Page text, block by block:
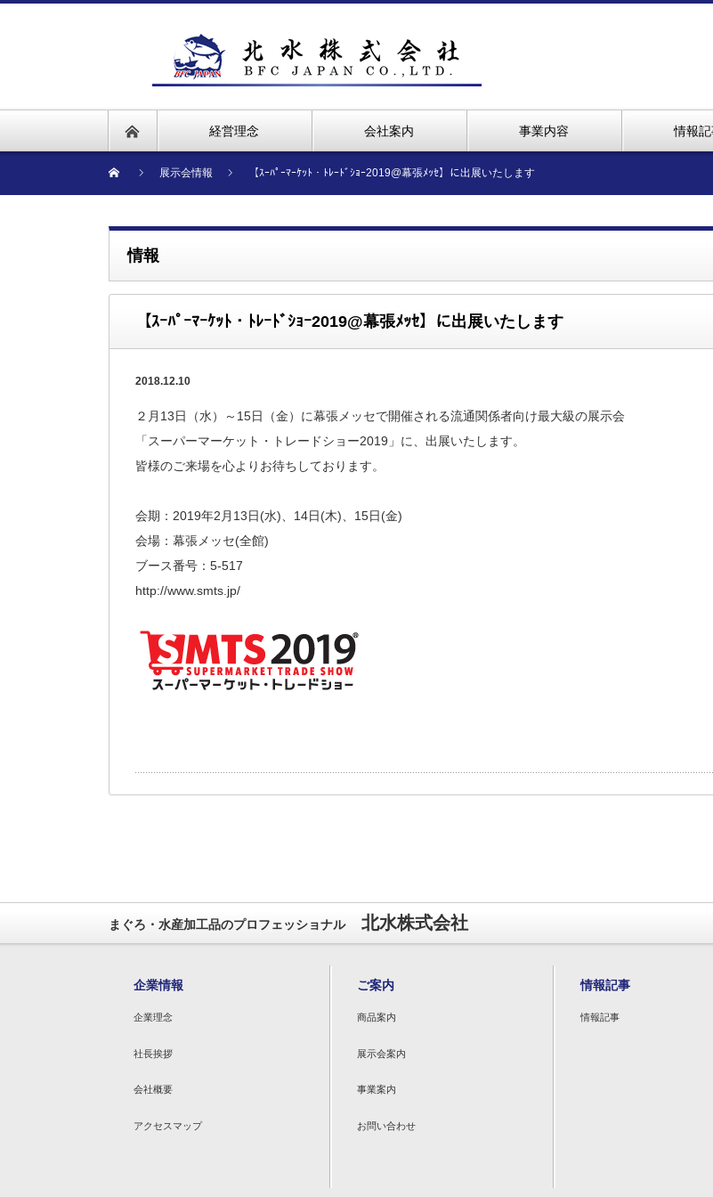
経営理念 会社案内 事業内容 情報
展示会情報 【ｽｰﾊﾟｰﾏｰｹｯﾄ・ﾄﾚｰﾄﾞｼｮｰ2019@幕張ﾒｯｾ】に出展いたします
情報
【ｽｰﾊﾟｰﾏｰｹｯﾄ・ﾄﾚｰﾄﾞｼｮｰ2019@幕張ﾒｯｾ】に出展いたします
2018.12.10
２月13日（水）～15日（金）に幕張メッセで開催される流通関係者向け最大級の展示会
「スーパーマーケット・トレードショー2019」に、出展いたします。
皆様のご来場を心よりお待ちしております。
会期：2019年2月13日(水)、14日(木)、15日(金)
会場：幕張メッセ(全館)
ブース番号：5-517
http://www.smts.jp/
まぐろ・水産加工品のプロフェッショナル 北水株式会社
企業情報
企業理念
社長挨拶
会社概要
アクセスマップ
ご案内
商品案内
展示会案内
事業案内
お問い合わせ
情報記事
情報記事